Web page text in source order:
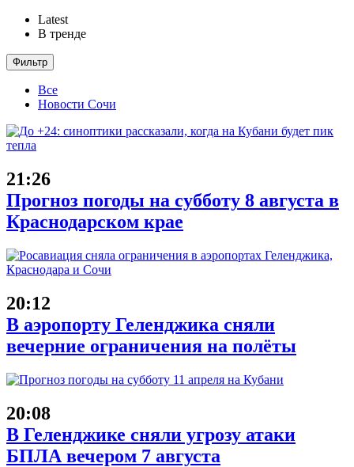
Latest
В тренде
Фильтр
Все
Новости Сочи
21:26
Прогноз погоды на субботу 8 августа в
Краснодарском крае
20:12
В аэропорту Геленджика сняли
вечерние ограничения на полёты
20:08
В Геленджике сняли угрозу атаки
БПЛА вечером 7 августа